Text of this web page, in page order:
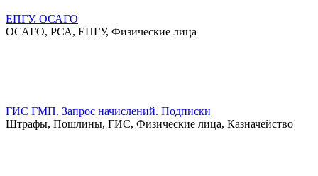
ЕПГУ. ОСАГО
ОСАГО, РСА, ЕПГУ, Физические лица
ГИС ГМП. Запрос начислений. Подписки
Штрафы, Пошлины, ГИС, Физические лица, Казначейство